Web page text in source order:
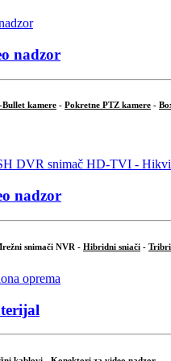
nadzor
Bullet kamere - Pokretne PTZ kamere -
nadzor
snimači NVR - Hibridni sniači -